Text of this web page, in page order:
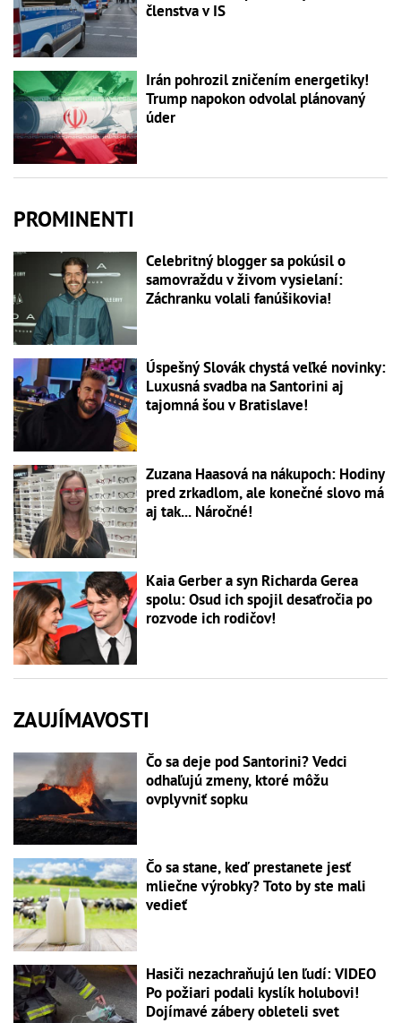
členstva v IS
Irán pohrozil zničením energetiky!
Trump napokon odvolal plánovaný
úder
PROMINENTI
Celebritný blogger sa pokúsil o
samovraždu v živom vysielaní:
Záchranku volali fanúšikovia!
Úspešný Slovák chystá veľké novinky:
Luxusná svadba na Santorini aj
tajomná šou v Bratislave!
Zuzana Haasová na nákupoch: Hodiny
pred zrkadlom, ale konečné slovo má
aj tak... Náročné!
Kaia Gerber a syn Richarda Gerea
spolu: Osud ich spojil desaťročia po
rozvode ich rodičov!
ZAUJÍMAVOSTI
Čo sa deje pod Santorini? Vedci
odhaľujú zmeny, ktoré môžu
ovplyvniť sopku
Čo sa stane, keď prestanete jesť
mliečne výrobky? Toto by ste mali
vedieť
Hasiči nezachraňujú len ľudí: VIDEO
Po požiari podali kyslík holubovi!
Dojímavé zábery obleteli svet